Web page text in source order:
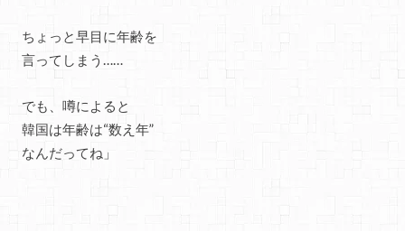
ちょっと早目に年齢を
言ってしまう……
でも、噂によると
韓国は年齢は“数え年”
なんだってね」